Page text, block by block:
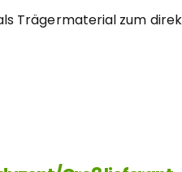
Trägermaterial zum